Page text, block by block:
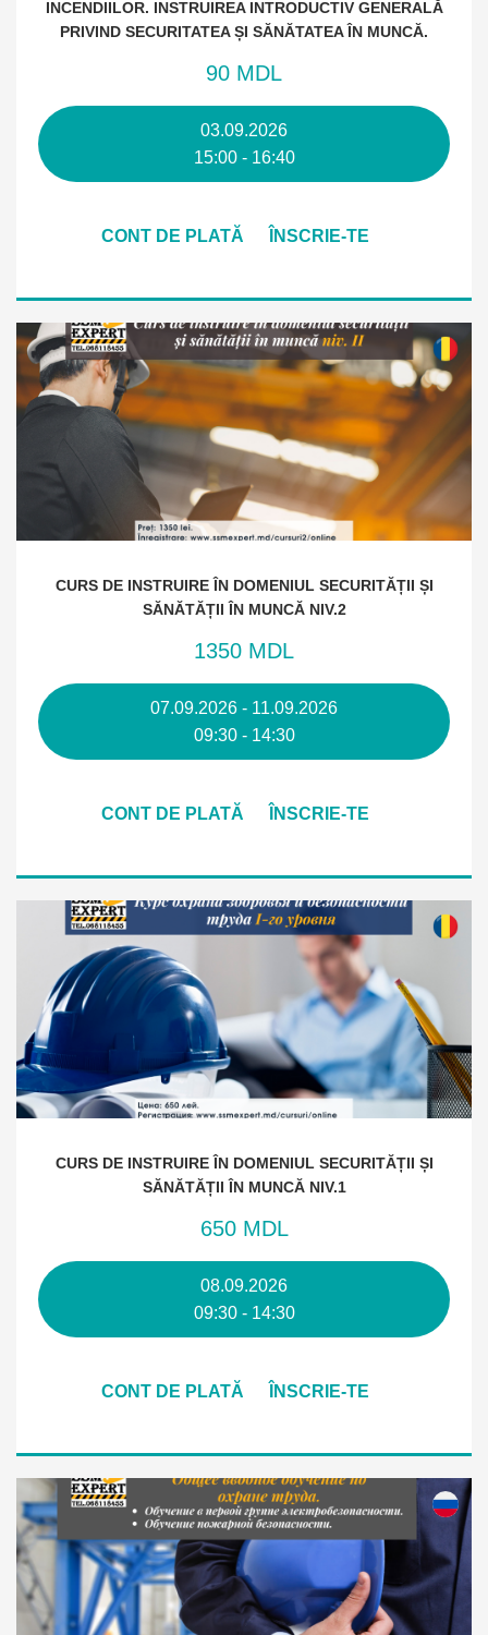
INCENDIILOR. INSTRUIREA INTRODUCTIV GENERALĂ
PRIVIND SECURITATEA ȘI SĂNĂTATEA ÎN MUNCĂ.
90 MDL
03.09.2026
15:00 - 16:40
CONT DE PLATĂ ÎNSCRIE-TE
CURS DE INSTRUIRE ÎN DOMENIUL SECURITĂȚII ȘI
SĂNĂTĂȚII ÎN MUNCĂ NIV.2
1350 MDL
07.09.2026 - 11.09.2026
09:30 - 14:30
CONT DE PLATĂ ÎNSCRIE-TE
CURS DE INSTRUIRE ÎN DOMENIUL SECURITĂȚII ȘI
SĂNĂTĂȚII ÎN MUNCĂ NIV.1
650 MDL
08.09.2026
09:30 - 14:30
CONT DE PLATĂ ÎNSCRIE-TE